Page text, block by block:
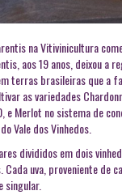
na Vitivinicultura
aos 19 anos, deixou a
terras brasileiras que a
as variedades
e Merlot no sistema de
Vale dos Vinhedos.
divididos em dois
uva, proveniente de
singular.